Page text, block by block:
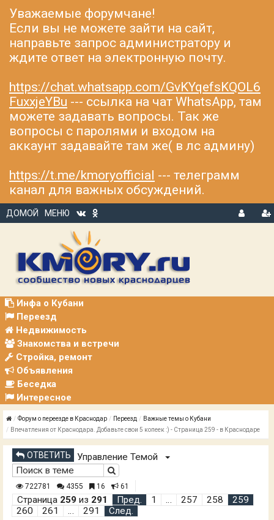
Уважаемые форумчане!
Если вы не можете зайти на сайт,
направьте запрос администратору и
ждите ответ на электронную почту.
https://chat.whatsapp.com/GvKYqefsKQOL6
FuxxjeYBu --- ссылка на чат WhatsApp, там
можете задавать вопросы. Так же
вопросы с паролями и входом на
аккаунт задавайте там же( в лс админу)
https://t.me/kmoryofficial --- телеграмм
канал для важных обсуждений.
ДОМОЙ
МЕНЮ
В
Р
Инфа о Кубани
Переезд
Недвижимость
Знакомства и встречи
Стройка, ремонт
Объявления
Беседка
Интересное
Форум о переезде в Краснодар Переезд
Важные темы о Кубани
Впечатления от Краснодара. Добавьте свои 5 копеек :) - Страница 259 - в Краснодаре
ОТВЕТИТЬ Управление Темой
722781 4355 16 61
Страница 259 из 291 Пред. 1 … 257 258
259
260
261 … 291 След.